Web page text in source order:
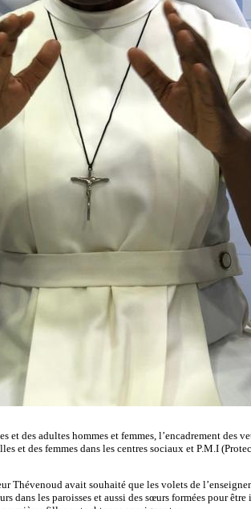
et des adultes hommes et femmes, l’encadrement
des femmes dans les centres sociaux et P.M.I
Thévenoud avait souhaité que les volets de
les paroisses et aussi des sœurs formées pour